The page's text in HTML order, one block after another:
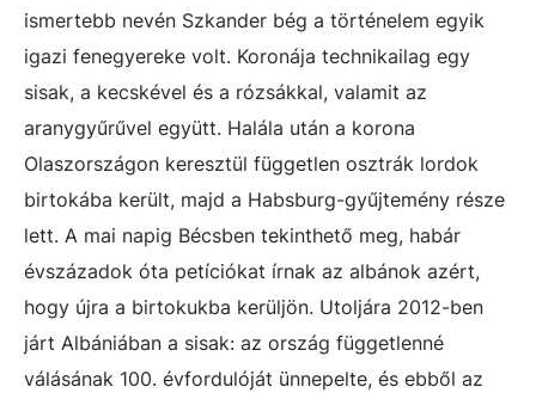
ismertebb nevén Szkander bég a történelem egyik
igazi fenegyereke volt. Koronája technikailag egy
sisak, a kecskével és a rózsákkal, valamit az
aranygyűrűvel együtt. Halála után a korona
Olaszországon keresztül független osztrák lordok
birtokába került, majd a Habsburg-gyűjtemény része
lett. A mai napig Bécsben tekinthető meg, habár
évszázadok óta petíciókat írnak az albánok azért,
hogy újra a birtokukba kerüljön. Utoljára 2012-ben
járt Albániában a sisak: az ország függetlenné
válásának 100. évfordulóját ünnepelte, és ebből az